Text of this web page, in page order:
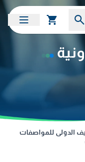
الدولى للمواصفات